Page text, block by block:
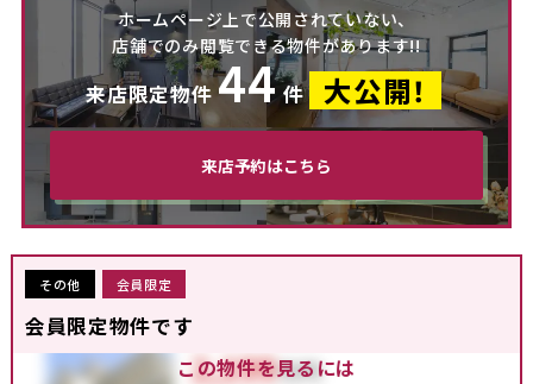
ホームページ上で公開されていない、
店舗でのみ閲覧できる物件があります!!
来店限定物件 44 件 大公開！
来店予約はこちら
その他 会員限定
会員限定物件です
この物件を見るには